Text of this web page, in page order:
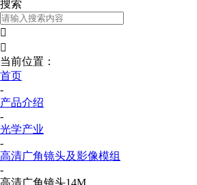
搜索


当前位置：
首页
-
产品介绍
-
光学产业
-
高清广角镜头及影像模组
-
高清广角镜头14M